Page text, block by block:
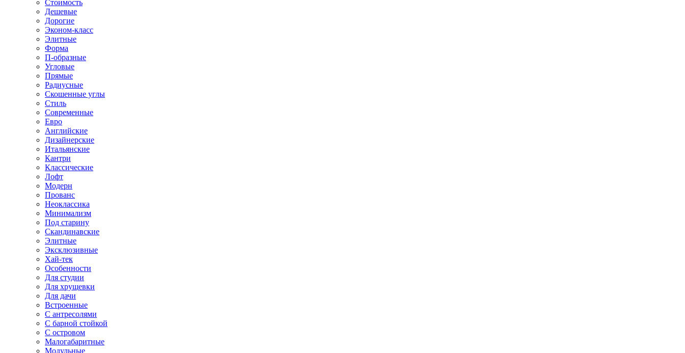
Стоимость
Дешевые
Дорогие
Эконом-класс
Элитные
Форма
П-образные
Угловые
Прямые
Радиусные
Скошенные углы
Стиль
Современные
Евро
Английские
Дизайнерские
Итальянские
Кантри
Классические
Лофт
Модерн
Прованс
Неоклассика
Минимализм
Под старину
Скандинавские
Элитные
Эксклюзивные
Хай-тек
Особенности
Для студии
Для хрущевки
Для дачи
Встроенные
С антресолями
С барной стойкой
С островом
Малогабаритные
Модульные